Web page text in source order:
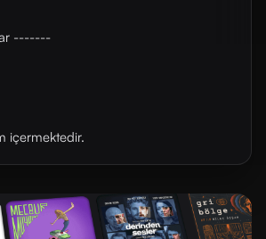
-------
içermektedir.